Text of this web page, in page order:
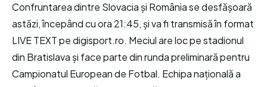
Confruntarea dintre Slovacia și România se desfășoară
astăzi, începând cu ora 21:45, și va fi transmisă în format
LIVE TEXT pe digisport.ro. Meciul are loc pe stadionul
din Bratislava și face parte din runda preliminară pentru
Campionatul European de Fotbal. Echipa națională a